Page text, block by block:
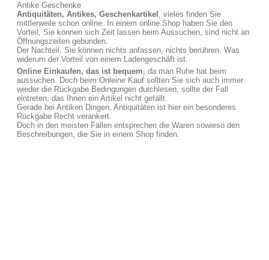
Antike Geschenke
Antiquitäten, Antikes, Geschenkartikel , vieles finden Sie
mittlerweile schon online. In einem online Shop haben Sie den
Vorteil, Sie können sich Zeit lassen beim Aussuchen, sind nicht an
Öffnungszeiten gebunden.
Der Nachteil, Sie können nichts anfassen, nichts berühren. Was
widerum der Vorteil von einem Ladengeschäft ist.
Online Einkaufen, das ist bequem, da man Ruhe hat beim
aussuchen. Doch beim Onleine Kauf sollten Sie sich auch immer
wieder die Rückgabe Bedingungen durchlesen, sollte der Fall
eintreten, das Ihnen ein Artikel nicht gefällt.
Gerade bei Antiken Dingen, Antiquitäten ist hier ein besonderes
Rückgabe Recht verankert.
Doch in den meisten Fällen entsprechen die Waren sowieso den
Beschreibungen, die Sie in einem Shop finden.